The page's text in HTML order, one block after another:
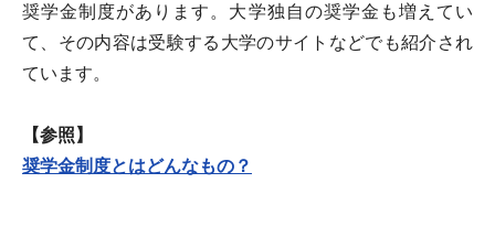
奨学金制度があります。大学独自の奨学金も増えてい
て、その内容は受験する大学のサイトなどでも紹介され
ています。
【参照】
奨学金制度とはどんなもの？